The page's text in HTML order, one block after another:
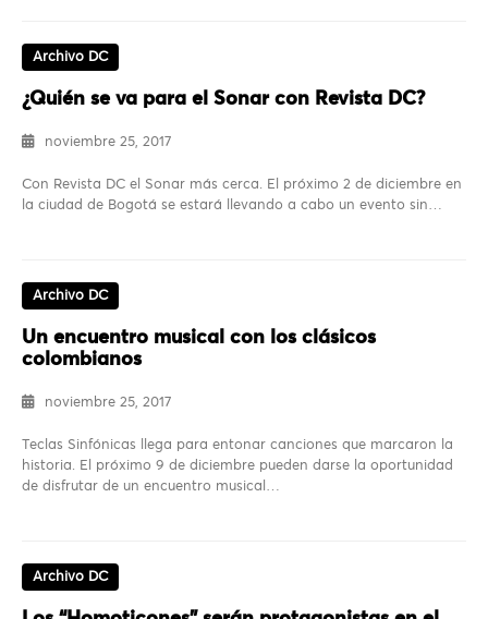
Archivo DC
¿Quién se va para el Sonar con Revista DC?
noviembre 25, 2017
Con Revista DC el Sonar más cerca. El próximo 2 de diciembre en
la ciudad de Bogotá se estará llevando a cabo un evento sin…
Archivo DC
Un encuentro musical con los clásicos
colombianos
noviembre 25, 2017
Teclas Sinfónicas llega para entonar canciones que marcaron la
historia. El próximo 9 de diciembre pueden darse la oportunidad
de disfrutar de un encuentro musical…
Archivo DC